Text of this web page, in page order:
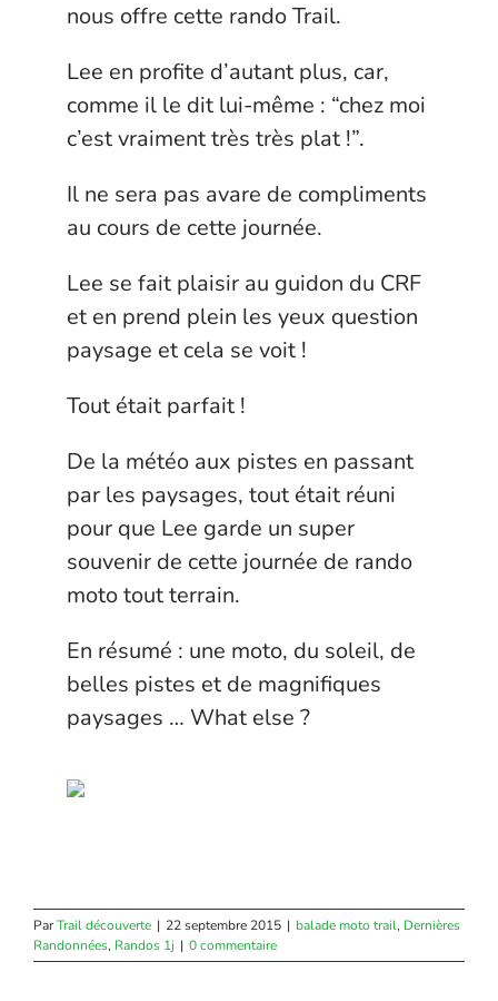
nous offre cette rando Trail.
Lee en profite d’autant plus, car,
comme il le dit lui-même : “chez moi
c’est vraiment très très plat !”.
Il ne sera pas avare de compliments
au cours de cette journée.
Lee se fait plaisir au guidon du CRF
et en prend plein les yeux question
paysage et cela se voit !
Tout était parfait !
De la météo aux pistes en passant
par les paysages, tout était réuni
pour que Lee garde un super
souvenir de cette journée de rando
moto tout terrain.
En résumé : une moto, du soleil, de
belles pistes et de magnifiques
paysages … What else ?
ParTrail découverte | 22 septembre 2015 | balade moto trail, Dernières
Randonnées, Randos 1j | 0 commentaire